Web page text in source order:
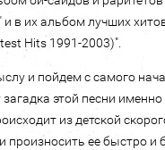
и в их альбом лучших
Hits 1991-2003)".
и пойдем с самого
этой песни
из детской
произносить ее быстро и